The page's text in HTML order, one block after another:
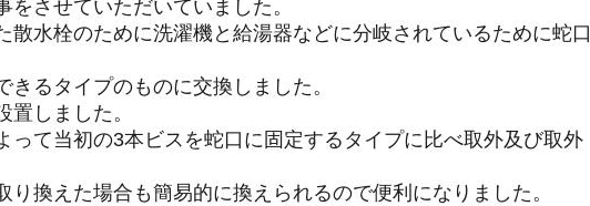
させていただいていました。
水栓のために洗濯機と給湯器などに分岐されているために蛇口
るタイプのものに交換しました。
しました。
て当初の3本ビスを蛇口に固定するタイプに比べ取外及び取外
換えた場合も簡易的に換えられるので便利になりました。